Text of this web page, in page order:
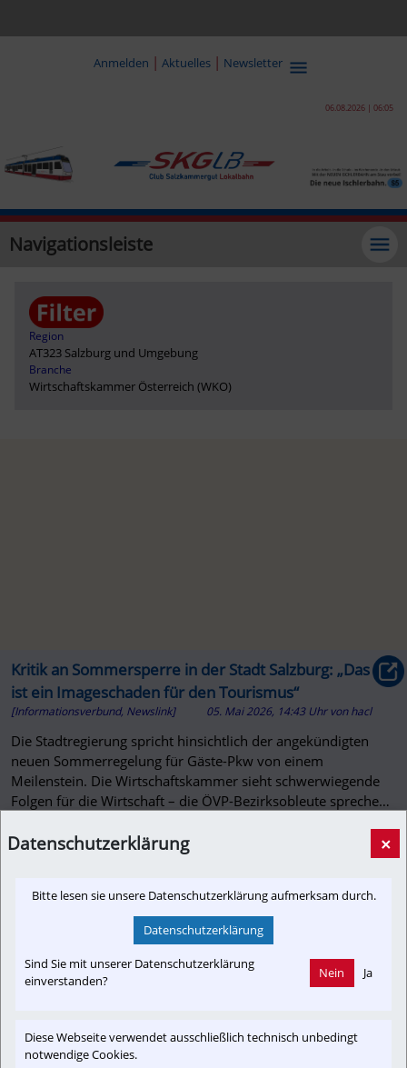
Anmelden | Aktuelles | Newsletter
06.08.2026 | 06:05
Navigationsleiste
Region
AT323 Salzburg und Umgebung
Branche
Wirtschaftskammer Österreich (WKO)
Kritik an Sommersperre in der Stadt Salzburg: „Das
ist ein Imageschaden für den Tourismus“
[Informationsverbund, Newslink] 05. Mai 2026, 14:43 Uhr vonhacl
Die Stadtregierung spricht hinsichtlich der angekündigten
neuen Sommerregelung für Gäste-Pkw von einem
Meilenstein. Die Wirtschaftskammer sieht schwerwiegende
Folgen für die Wirtschaft – die ÖVP-Bezirksobleute sprechen
Newslink: Klicken Sie hier um auf den externen Artikel von
(Neuer Tab wird geöffnet)
Interessensgruppen
Datenschutzerklärung ×
Bitte lesen sie unsere Datenschutzerklärung aufmerksam durch.
Datenschutzerklärung
Sind Sie mit unserer Datenschutzerklärung
einverstanden?
Nein Ja
Diese Webseite verwendet ausschließlich technisch unbedingt
notwendige Cookies.